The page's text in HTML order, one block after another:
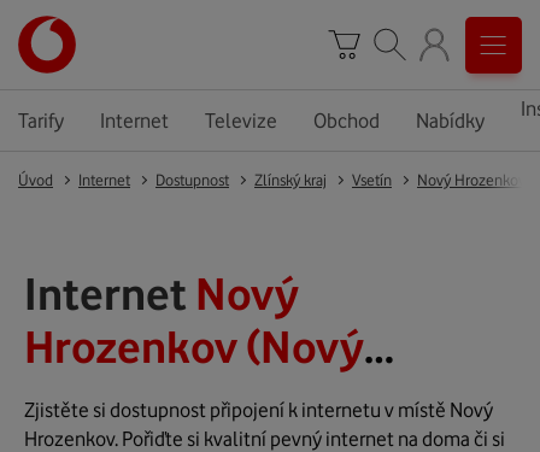
Tarify Internet Televize Obchod Nabídky
Úvod Internet Dostupnost Zlínský kraj Vsetín Nový Hrozenkov
Internet Nový
Hrozenkov (Nový
Hrozenkov)
Zjistěte si dostupnost připojení k internetu v místě Nový
Hrozenkov. Pořiďte si kvalitní pevný internet na doma či si